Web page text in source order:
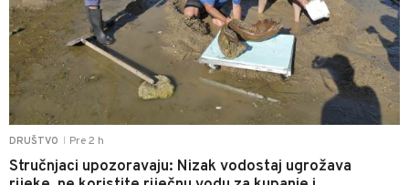
DRUŠTVO Pre 2 h
Stručnjaci upozoravaju: Nizak vodostaj ugrožava